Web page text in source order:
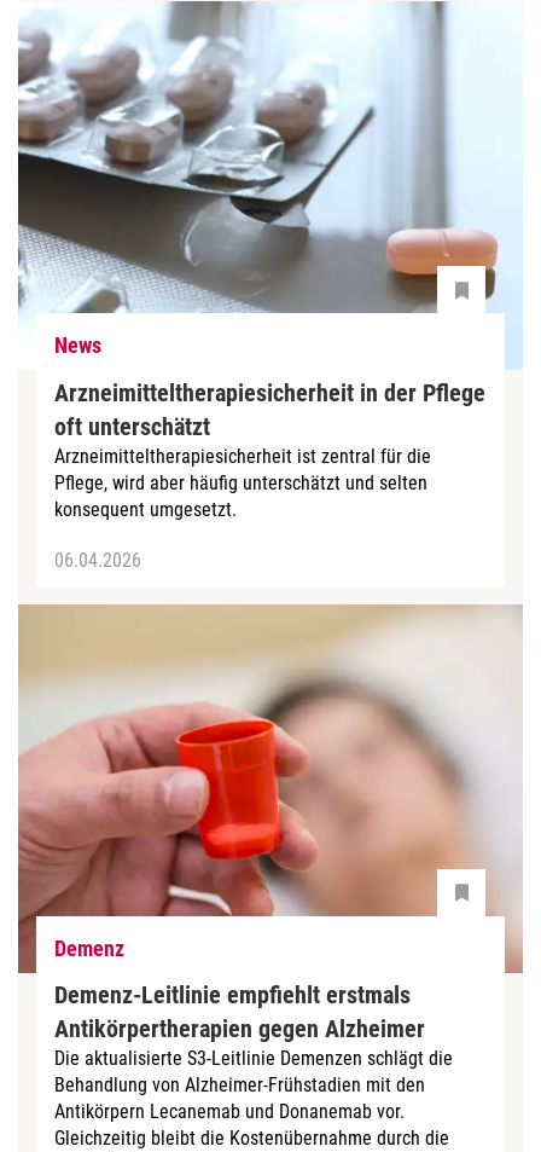
News
Arzneimitteltherapiesicherheit in der Pflege
oft unterschätzt
Arzneimitteltherapiesicherheit ist zentral für die
Pflege, wird aber häufig unterschätzt und selten
konsequent umgesetzt.
06.04.2026
Demenz
Demenz-Leitlinie empfiehlt erstmals
Antikörpertherapien gegen Alzheimer
Die aktualisierte S3-Leitlinie Demenzen schlägt die
Behandlung von Alzheimer-Frühstadien mit den
Antikörpern Lecanemab und Donanemab vor.
Gleichzeitig bleibt die Kostenübernahme durch die